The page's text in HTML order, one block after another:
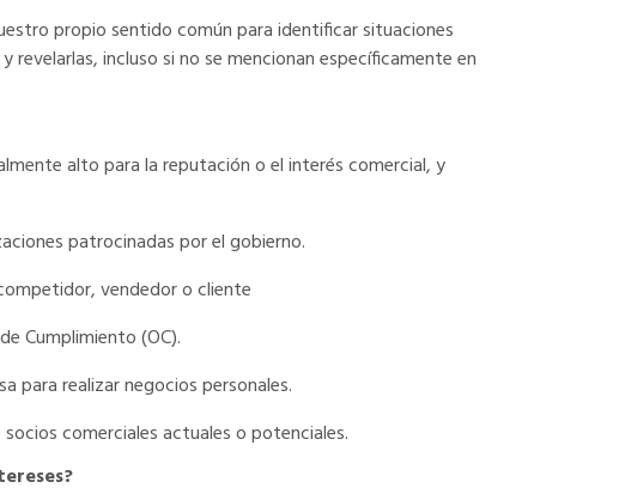
propio sentido común para identificar situaciones
incluso si no se mencionan específicamente en
alto para la reputación o el interés comercial, y
patrocinadas por el gobierno.
vendedor o cliente
Cumplimiento (OC).
para realizar negocios personales.
comerciales actuales o potenciales.